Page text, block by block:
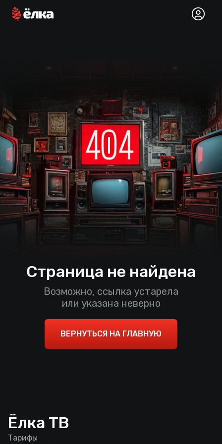
Страница не найдена
Возможно, ссылка устарела
или указана неверно
ВЕРНУТЬСЯ НА ГЛАВНУЮ
Ёлка ТВ
Тарифы